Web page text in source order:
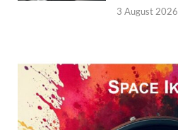
3 August 2026